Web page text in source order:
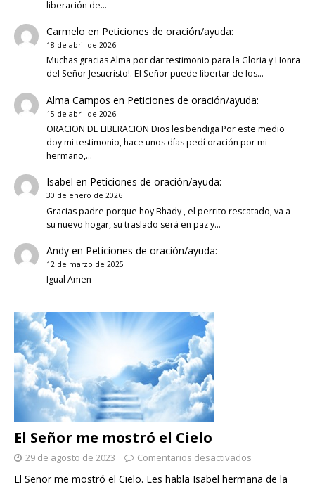
liberación de…
Carmelo en Peticiones de oración/ayuda:
18 de abril de 2026
Muchas gracias Alma por dar testimonio para la Gloria y Honra
del Señor Jesucristo!. El Señor puede libertar de los…
Alma Campos en Peticiones de oración/ayuda:
15 de abril de 2026
ORACION DE LIBERACION Dios les bendiga Por este medio
doy mi testimonio, hace unos días pedí oración por mi
hermano,…
Isabel en Peticiones de oración/ayuda:
30 de enero de 2026
Gracias padre porque hoy Bhady , el perrito rescatado, va a
su nuevo hogar, su traslado será en paz y…
Andyen Peticiones de oración/ayuda:
12 de marzo de 2025
Igual Amen
El Señor me mostró el Cielo
29 de agosto de 2023 Comentarios desactivados
El Señor me mostró el Cielo. Les habla Isabel hermana de la